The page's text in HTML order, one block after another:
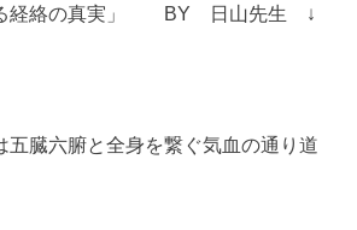
る経絡の真実」 BY 日山先生 ↓
五臓六腑と全身を繋ぐ気血の通り道